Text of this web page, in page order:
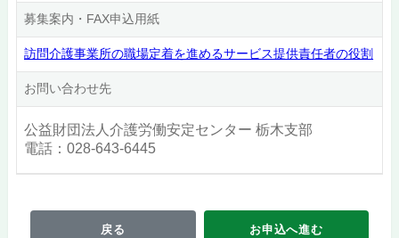
募集案内・FAX申込用紙
訪問介護事業所の職場定着を進めるサービス提供責任者の役割
お問い合わせ先
公益財団法人介護労働安定センター 栃木支部
電話：028-643-6445
戻る お申込へ進む